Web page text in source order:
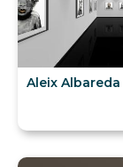
Aleix Albareda